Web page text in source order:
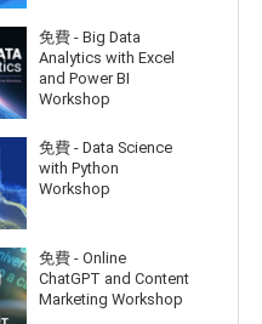
免費 - Big Data
Analytics with Excel
and Power BI
Workshop
免費 - Data Science
with Python
Workshop
免費 - Online
ChatGPT and Content
Marketing Workshop